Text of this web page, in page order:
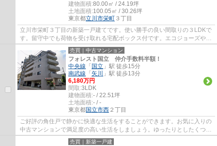
建物面積:80.00㎡ / 24.19坪
土地面積:100.05㎡ / 30.26坪
東京都立川市栄町 ３丁目
立川市栄町３丁目の新築一戸建てです。使い勝手の良い間取りの３LDKで
す。留守中でも荷物を受け取れる宅配ボックス付です。エコジョーズや食
洗機等、設備も充実しています。立川市でお...
売買｜中古マンション
フォレスト国立 仲介手数料半額！
中央線 「 国立 」駅 徒歩15分
南武線 「 矢川
」駅 徒歩13分
6,180万円
間取:3LDK
建物面積:- / 22.51坪
土地面積:- / -
東京都国立市西 ２丁目
ご好評の角住戸で静かに快適な生活をすることができます。お気に入りの
中古マンションで満足度の高い生活をしましょう。ゆったりとしたくつろ
ぎの空間のある、3LDKの物件です。エージ...
売買｜新築一戸建